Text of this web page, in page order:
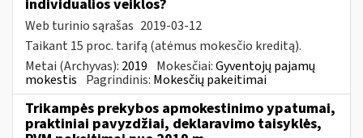
individualios veiklos?
Web turinio sąrašas 2019-03-12
Taikant 15 proc. tarifą (atėmus mokesčio kreditą).
Metai (Archyvas): 2019 Mokesčiai:Gyventojų pajamų
mokestis Pagrindinis: Mokesčių pakeitimai
Trikampės prekybos apmokestinimo ypatumai,
praktiniai pavyzdžiai, deklaravimo taisyklės,